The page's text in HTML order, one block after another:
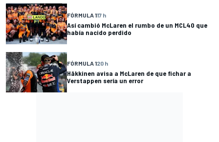
FÓRMULA 117 h
Así cambió McLaren el rumbo de un MCL40 que
había nacido perdido
FÓRMULA 120 h
Häkkinen avisa a McLaren de que fichar a
Verstappen sería un error